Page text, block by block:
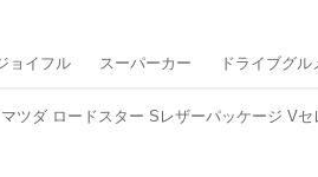
ョイフル スーパーカー ドライブグル
マツダ ロードスター Sレザーパッケージ Vセ